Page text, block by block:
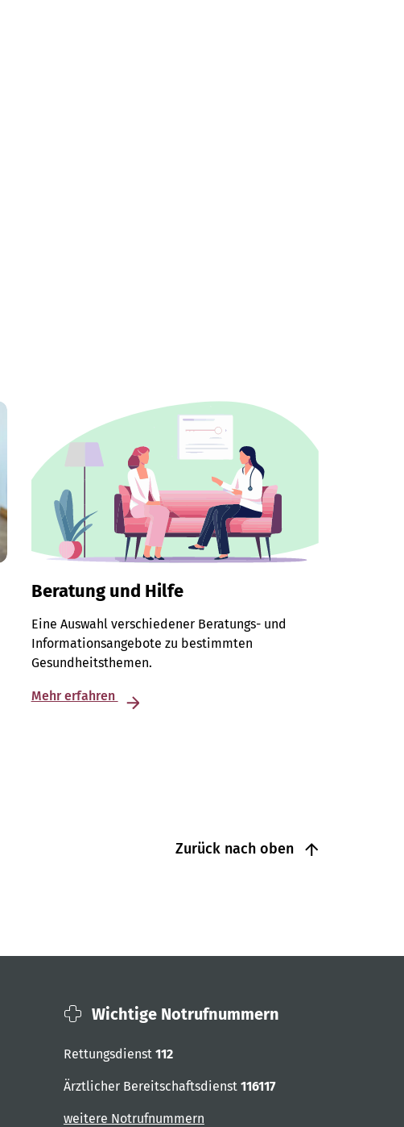
Beratung und Hilfe
Eine Auswahl verschiedener Beratungs- und
Informationsangebote zu bestimmten
Gesundheitsthemen.
Mehr erfahren
Zurück nach oben
Wichtige Notrufnummern
Rettungsdienst 112
Ärztlicher Bereitschaftsdienst 116117
weitere Notrufnummern